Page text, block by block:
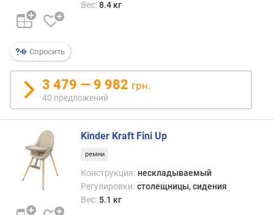
Спросить
Вес: 8.4 кг
3 479 — 9 982 грн.
40 предложений
Kinder Kraft Fini Up
ремни
Конструкция: нескладываемый
Регулировки: столещницы, сидения
Вес: 5.1 кг